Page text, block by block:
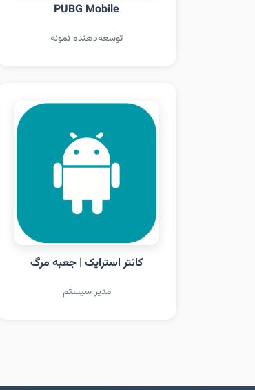
PUBG Mobile
توسعه‌دهنده نمونه
کانتر استرایک | جعبه مرگ
مدیر سیستم